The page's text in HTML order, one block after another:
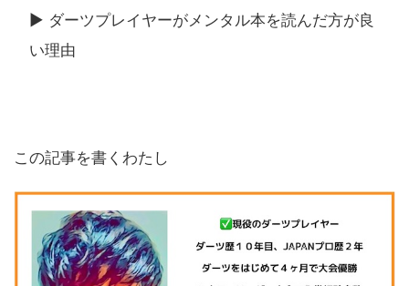
▶️ ダーツプレイヤーがメンタル本を読んだ方が良
い理由
この記事を書くわたし